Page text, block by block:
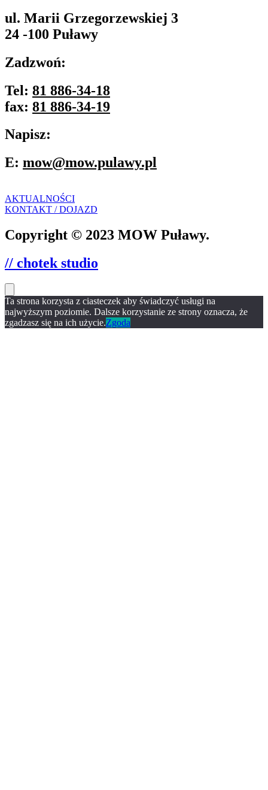
ul. Marii Grzegorzewskiej 3
24 -100 Puławy
Zadzwoń:
Tel: 81 886-34-18
fax: 81 886-34-19
Napisz:
E: mow@mow.pulawy.pl
AKTUALNOŚCI
KONTAKT / DOJAZD
Copyright © 2023 MOW Puławy.
// chotek studio
Ta strona korzysta z ciasteczek aby świadczyć usługi na
najwyższym poziomie. Dalsze korzystanie ze strony oznacza, że
zgadzasz się na ich użycie.Zgoda